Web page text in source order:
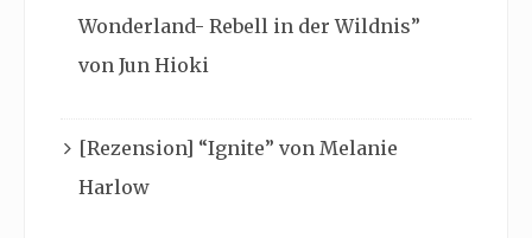
Wonderland- Rebell in der Wildnis”
von Jun Hioki
[Rezension] “Ignite” von Melanie
Harlow